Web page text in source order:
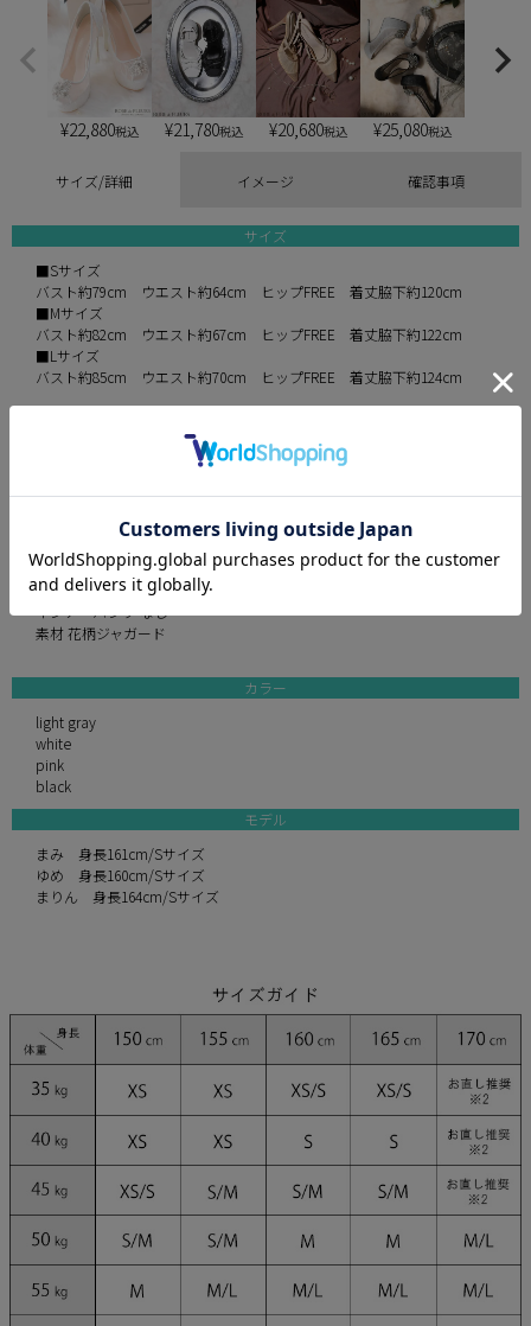
¥22,880税込 ¥21,780税込 ¥20,680税込 ¥25,080税込
サイズ/詳細 イメージ 確認事項
サイズ
■Sサイズ
バスト約79cm ウエスト約64cm ヒップFREE 着丈脇下約120cm
■Mサイズ
バスト約82cm ウエスト約67cm ヒップFREE 着丈脇下約122cm
■Lサイズ
バスト約85cm ウエスト約70cm ヒップFREE 着丈脇下約124cm
※平置きでの実寸採寸のため、多少の誤差が生じる場合がございます。
透け感 なし
付属品 なし
インナーパンツ なし
素材 花柄ジャガード
カラー
light gray
white
pink
black
モデル
まみ 身長161cm/Sサイズ
ゆめ 身長160cm/Sサイズ
まりん 身長164cm/Sサイズ